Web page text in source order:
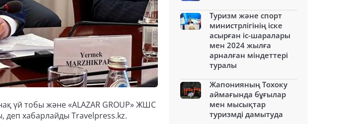
үй тобы және «ALAZAR GROUP» ЖШС
деп хабарлайды Travelpress.kz.
Туризм және спорт
министрлігінің іске
асырған іс-шаралары
мен 2024 жылға
арналған міндеттері
туралы
Жапонияның Тохоку
аймағында бұғылар
мен мысықтар
туризмді дамытуда